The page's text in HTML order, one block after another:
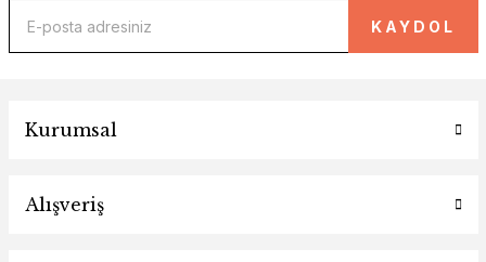
KAYDOL
Kurumsal
Alışveriş